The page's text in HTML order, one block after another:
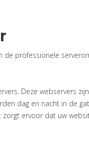
professionele
Deze webservers
dag en nacht in de
ervoor dat uw